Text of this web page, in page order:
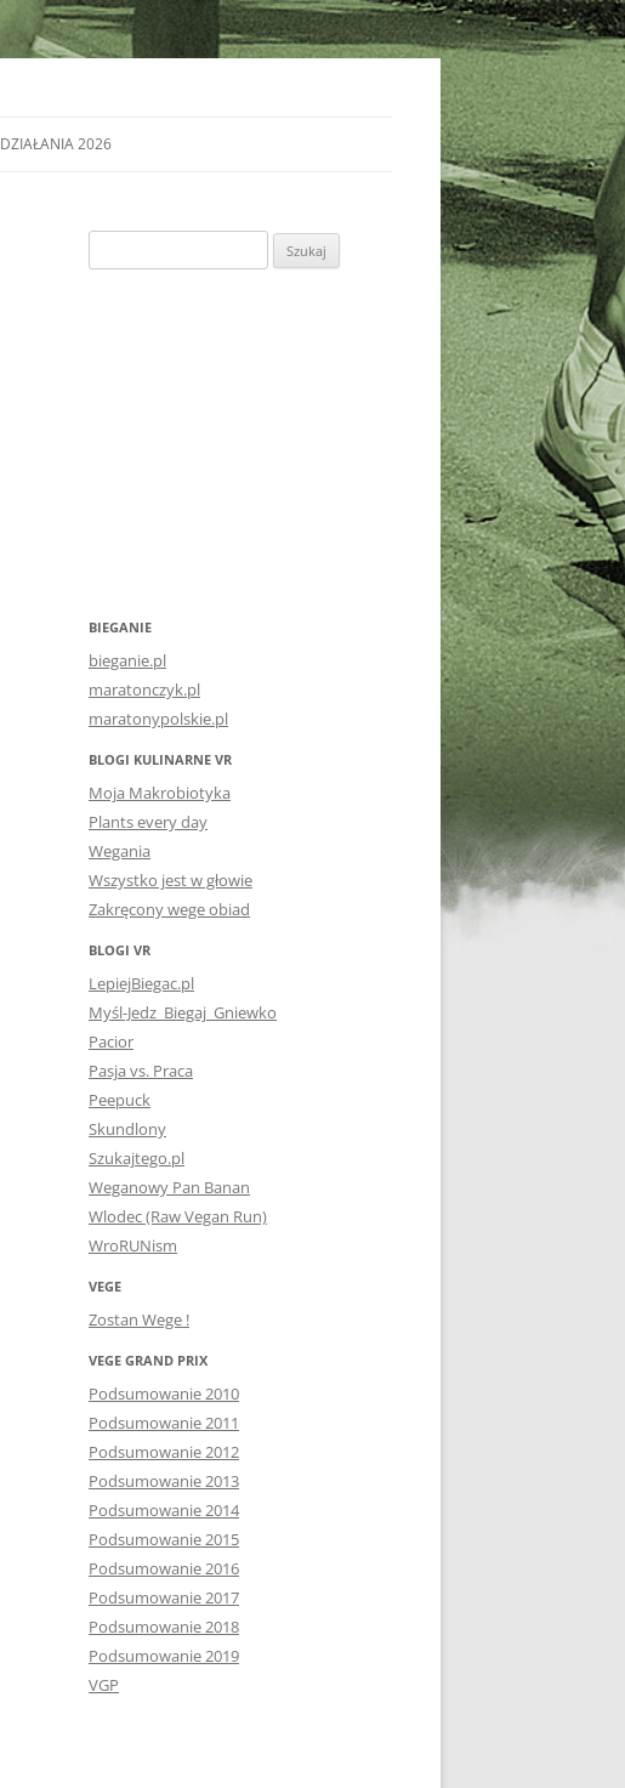
DZIAŁANIA 2026
BIEGANIE
bieganie.pl
maratonczyk.pl
maratonypolskie.pl
BLOGI KULINARNE VR
Moja Makrobiotyka
Plants every day
Wegania
Wszystko jest w głowie
Zakręcony wege obiad
BLOGI VR
LepiejBiegac.pl
Myśl-Jedz_Biegaj_Gniewko
Pacior
Pasja vs. Praca
Peepuck
Skundlony
Szukajtego.pl
Weganowy Pan Banan
Wlodec (Raw Vegan Run)
WroRUNism
VEGE
Zostan Wege !
VEGE GRAND PRIX
Podsumowanie 2010
Podsumowanie 2011
Podsumowanie 2012
Podsumowanie 2013
Podsumowanie 2014
Podsumowanie 2015
Podsumowanie 2016
Podsumowanie 2017
Podsumowanie 2018
Podsumowanie 2019
VGP